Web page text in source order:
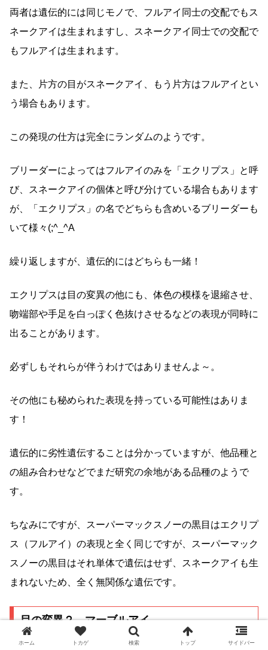
両者は遺伝的には同じモノで、フルアイ同士の交配でもス
ネークアイは生まれますし、スネークアイ同士での交配で
もフルアイは生まれます。
また、片方の目がスネークアイ、もう片方はフルアイとい
う場合もあります。
この発現の仕方は完全にランダムのようです。
ブリーダーによってはフルアイのみを「エクリプス」と呼
び、スネークアイの個体と呼び分けている場合もあります
が、「エクリプス」の名でどちらも含めいるブリーダーも
いて様々(;^_^A
繰り返しますが、遺伝的にはどちらも一緒！
エクリプスは目の変異の他にも、体色の模様を退縮させ、
吻端部や手足を白っぽく色抜けさせるなどの表現が同時に
出ることがあります。
必ずしもそれらが伴うわけではありませんよ～。
その他にも秘められた表現を持っている可能性はありま
す！
遺伝的に劣性遺伝することは分かっていますが、他品種と
の組み合わせなどでまだ研究の余地がある品種のようで
す。
ちなみにですが、スーパーマックスノーの黒目はエクリプ
ス（フルアイ）の表現と全く同じですが、スーパーマック
スノーの黒目はそれ単体で遺伝はせず、スネークアイも生
まれないため、全く無関係な遺伝です。
目の変異２、マーブルアイ
ホーム トカゲ 検索 トップ サイドバー